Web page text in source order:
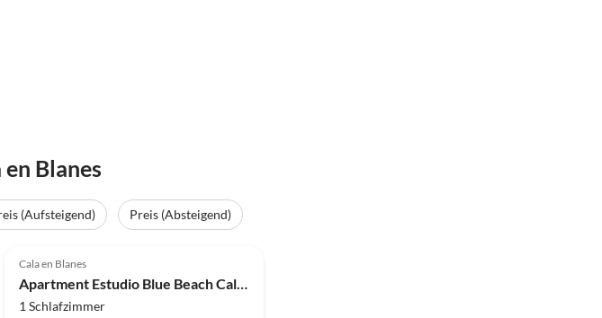
Blanes
(Aufsteigend) Preis (Absteigend)
Cala en Blanes
Apartment Estudio Blue Beach Calan Turqueta by Escape Home
1 Schlafzimmer